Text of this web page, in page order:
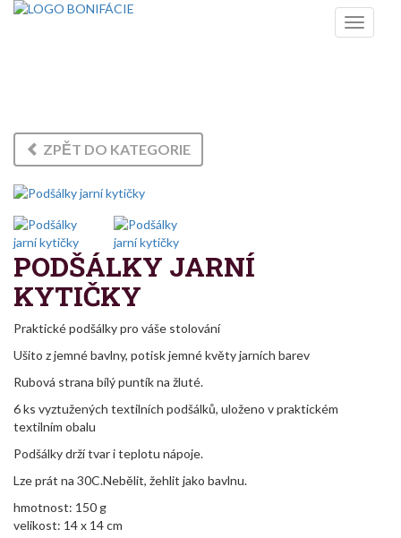
Toggle
ZPĚT DO KATEGORIE
PODŠÁLKY JARNÍ
KYTIČKY
Praktické podšálky pro váše stolování
Ušito z jemné bavlny, potisk jemné květy jarních barev
Rubová strana bílý puntík na žluté.
6 ks vyztužených textilních podšálků, uloženo v praktickém
textilním obalu
Podšálky drží tvar i teplotu nápoje.
Lze prát na 30C.Nebělit, žehlit jako bavlnu.
hmotnost: 150 g
velikost: 14 x 14 cm